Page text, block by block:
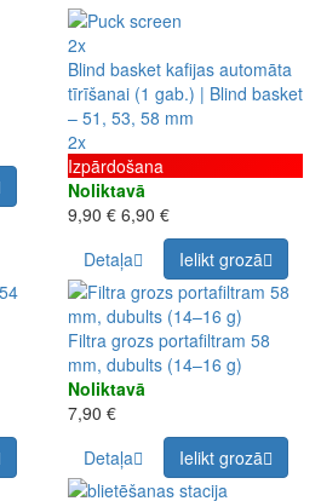
2x
Blind basket kafijas automāta
tīrīšanai (1 gab.) | Blind basket
– 51, 53, 58 mm
2x
Izpārdošana
Noliktavā
9,90 € 6,90 €
Detaļa
Ielikt grozā
Filtra grozs portafiltram 58
mm, dubults (14–16 g)
Noliktavā
7,90 €
Detaļa
Ielikt grozā